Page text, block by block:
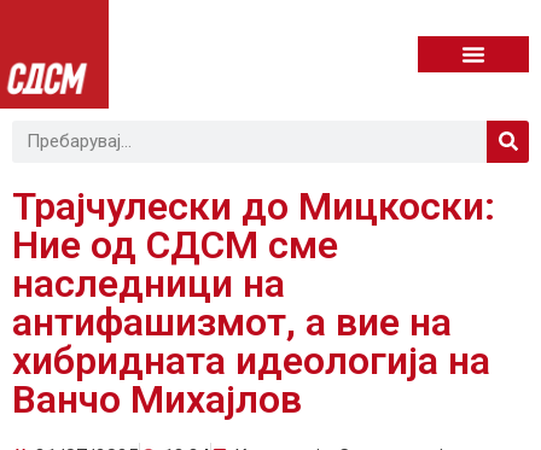
Трајчулески до Мицкоски:
Ние од СДСМ сме
наследници на
антифашизмот, а вие на
хибридната идеологија на
Ванчо Михајлов